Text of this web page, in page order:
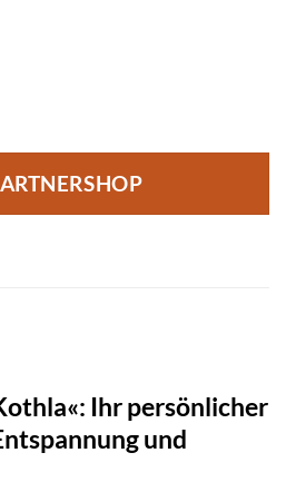
Ihr persönlicher
und